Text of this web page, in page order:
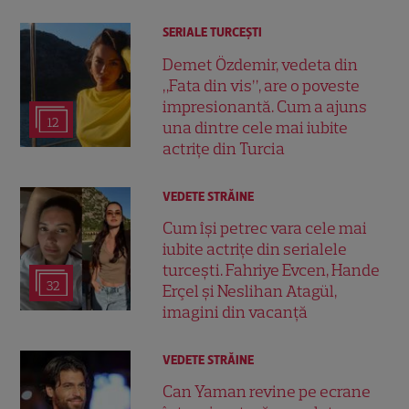
12
SERIALE TURCEŞTI
Demet Özdemir, vedeta din
„Fata din vis”, are o poveste
impresionantă. Cum a ajuns
una dintre cele mai iubite
actrițe din Turcia
32
VEDETE STRĂINE
Cum își petrec vara cele mai
iubite actrițe din serialele
turcești. Fahriye Evcen, Hande
Erçel și Neslihan Atagül,
imagini din vacanță
VEDETE STRĂINE
Can Yaman revine pe ecrane